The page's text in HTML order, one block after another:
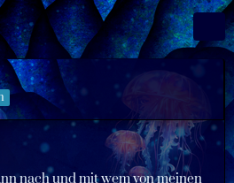
nach und mit wem von meinen